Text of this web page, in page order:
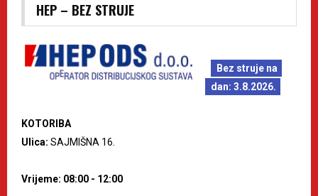
HEP – BEZ STRUJE
Bez struje na
dan: 3.8.2026.
KOTORIBA
Ulica: SAJMIŠNA 16.
Vrijeme: 08:00 - 12:00